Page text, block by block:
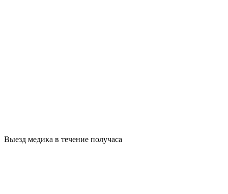
Выезд медика в течение получаса